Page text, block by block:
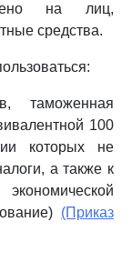
на лиц,
средства.
таможенная
100
которых не
а также к
(Приказ